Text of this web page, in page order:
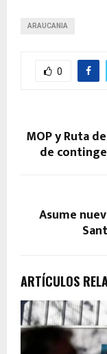
ARAUCANIA
0
MOP y Ruta
de
Asume
ARTÍCULOS